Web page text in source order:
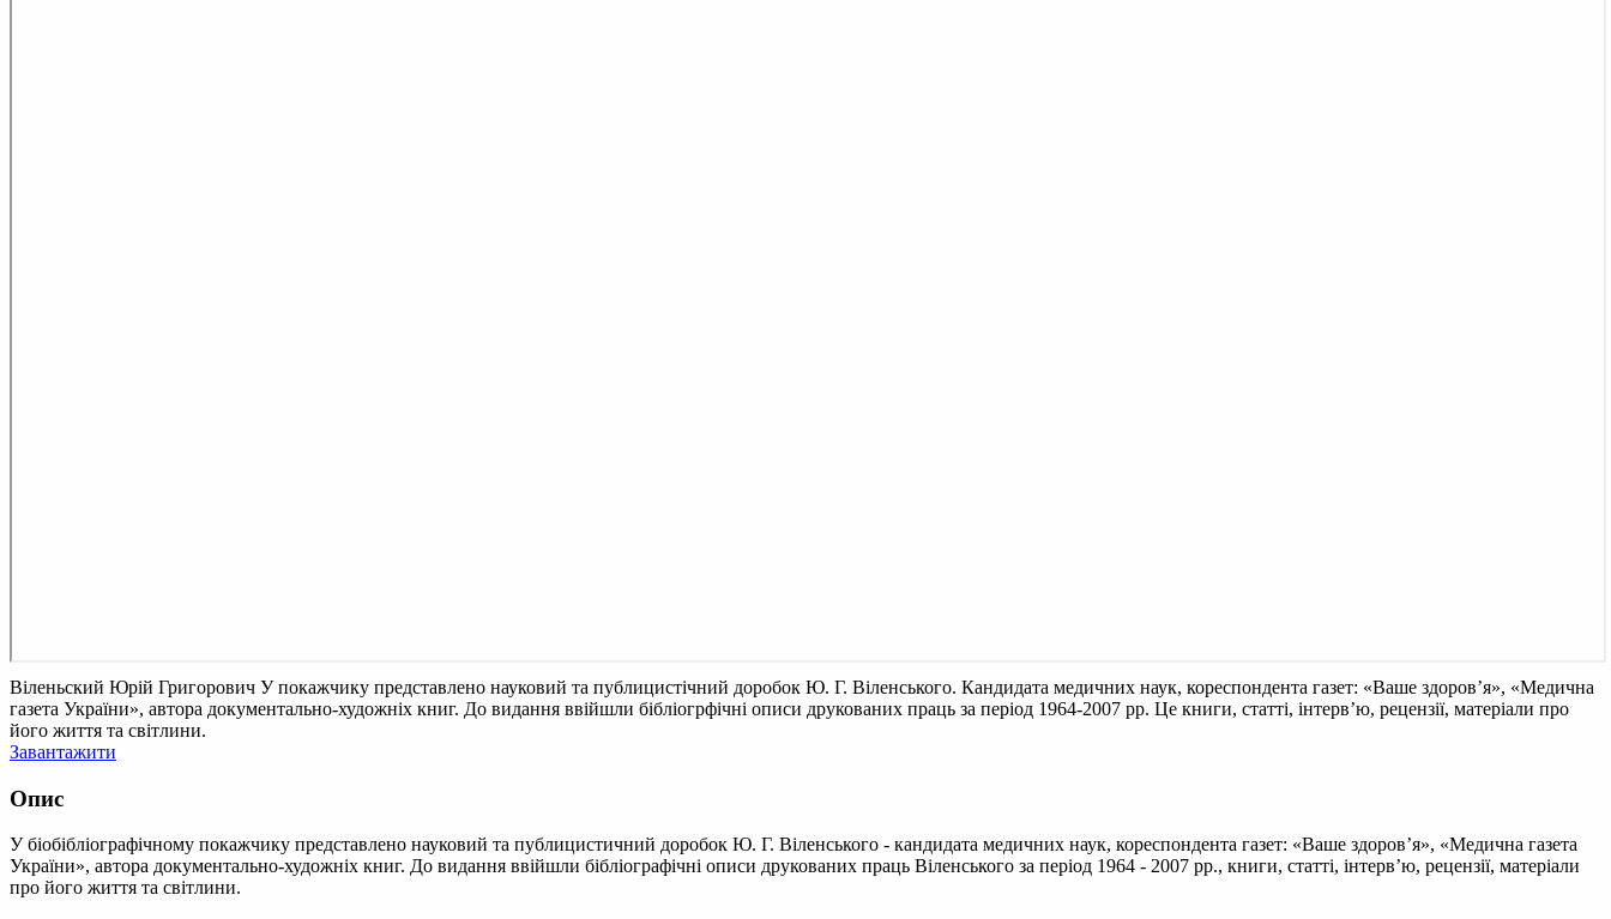
Віленьский Юрій Григорович У покажчику представлено науковий та публицистічний доробок Ю. Г. Віленського. Кандидата медичних наук, кореспондента газет: «Ваше здоров’я», «Медична
газета України», автора документально-художніх книг. До видання ввійшли бібліогрфічні описи друкованих праць за період 1964-2007 рр. Це книги, статті, інтерв’ю, рецензії, матеріали про
його життя та світлини.
Завантажити
Опис
У біобібліографічному покажчику представлено науковий та публицистичний доробок Ю. Г. Віленського - кандидата медичних наук, кореспондента газет: «Ваше здоров’я», «Медична газета
України», автора документально-художніх книг. До видання ввійшли бібліографічні описи друкованих праць Віленського за період 1964 - 2007 рр., книги, статті, інтерв’ю, рецензії, матеріали
про його життя та світлини.